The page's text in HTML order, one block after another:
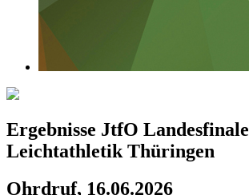
Ergebnisse JtfO Landesfinale
Leichtathletik Thüringen
Ohrdruf, 16.06.2026